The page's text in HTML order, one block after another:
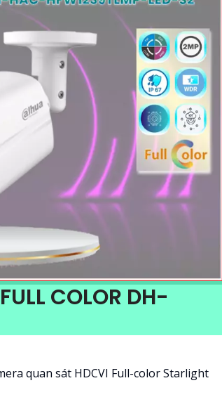
COLOR DH-
quan sát HDCVI Full-color Starlight